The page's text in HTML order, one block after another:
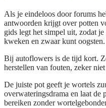
Als je eindeloos door forums
antwoorden krijgt over potten
gids legt het simpel uit, zodat
kweken en zwaar kunt oogsten.
Bij autoflowers is de tijd kort.
herstellen van fouten, zeker
De juiste pot geeft je wortels
overwateringsdrama en laat de
bereiken zonder